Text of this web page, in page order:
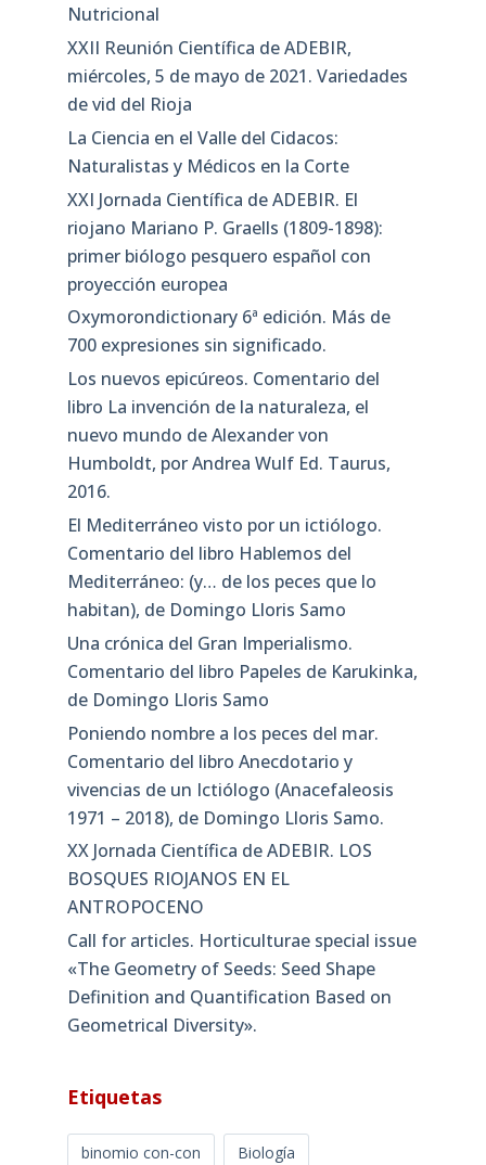
Nutricional
XXII Reunión Científica de ADEBIR,
miércoles, 5 de mayo de 2021. Variedades
de vid del Rioja
La Ciencia en el Valle del Cidacos:
Naturalistas y Médicos en la Corte
XXI Jornada Científica de ADEBIR. El
riojano Mariano P. Graells (1809-1898):
primer biólogo pesquero español con
proyección europea
Oxymorondictionary 6ª edición. Más de
700 expresiones sin significado.
Los nuevos epicúreos. Comentario del
libro La invención de la naturaleza, el
nuevo mundo de Alexander von
Humboldt, por Andrea Wulf Ed. Taurus,
2016.
El Mediterráneo visto por un ictiólogo.
Comentario del libro Hablemos del
Mediterráneo: (y… de los peces que lo
habitan), de Domingo Lloris Samo
Una crónica del Gran Imperialismo.
Comentario del libro Papeles de Karukinka,
de Domingo Lloris Samo
Poniendo nombre a los peces del mar.
Comentario del libro Anecdotario y
vivencias de un Ictiólogo (Anacefaleosis
1971 – 2018), de Domingo Lloris Samo.
XX Jornada Científica de ADEBIR. LOS
BOSQUES RIOJANOS EN EL
ANTROPOCENO
Call for articles. Horticulturae special issue
«The Geometry of Seeds: Seed Shape
Definition and Quantification Based on
Geometrical Diversity»​.
Etiquetas
binomio con-con Biología